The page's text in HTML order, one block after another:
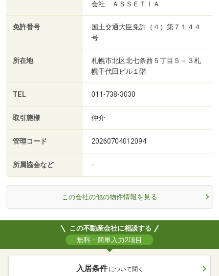
会社 ＡＳＳＥＴＩＡ
免許番号
国土交通大臣免許（４）第７１４４
号
所在地
札幌市北区北七条西５丁目５－３札
幌千代田ビル１階
TEL 011-738-3030
取引態様 仲介
管理コード 20260704012094
所属協会など -
この会社の他の物件情報を見る
この不動産会社に相談する
無料・簡単入力2項目
入居条件 について聞く